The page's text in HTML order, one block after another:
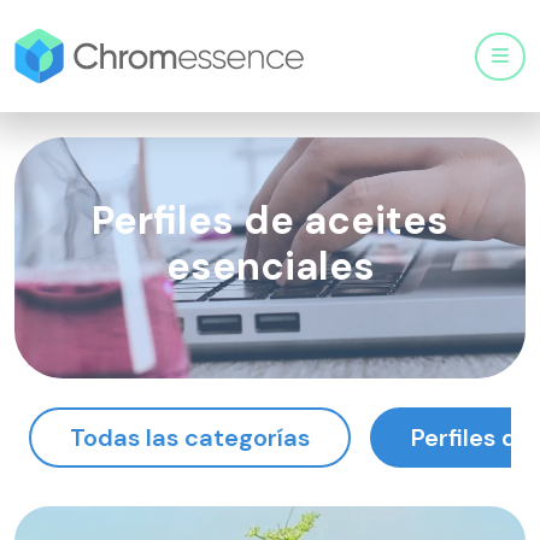
Perfiles de aceites
esenciales
Todas las categorías Perfiles